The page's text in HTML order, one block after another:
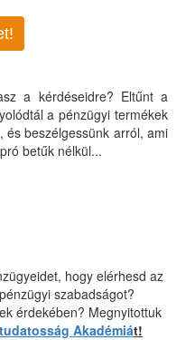
a kérdéseidre? Eltűnt a
a pénzügyi termékek
és beszélgessünk arról, ami
betűk nélkül...
hogy elérhesd az
szabadságot?
érdekében? Megnyitottuk
Akadémiát!